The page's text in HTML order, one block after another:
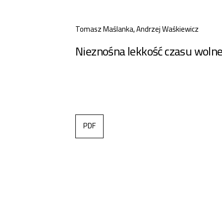
Tomasz Maślanka, Andrzej Waśkiewicz
Nieznośna lekkość czasu
PDF